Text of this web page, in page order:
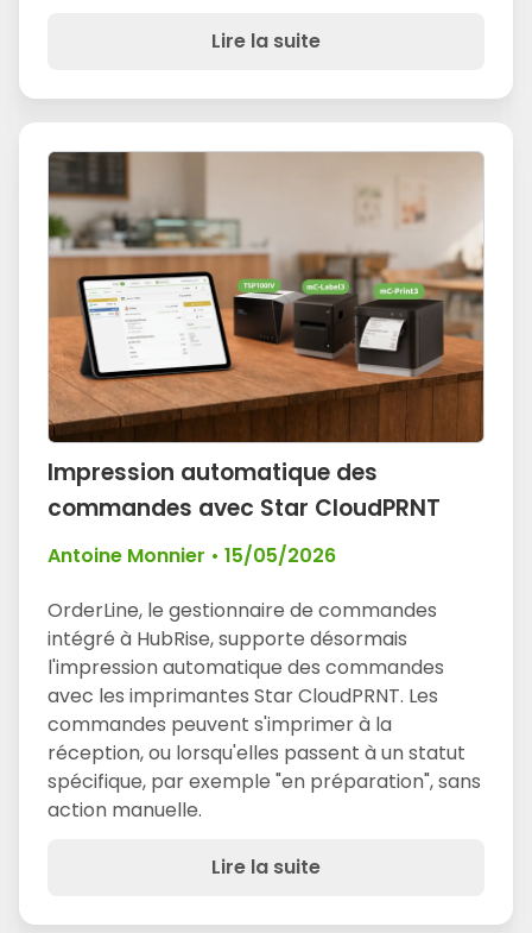
Lire la suite
Impression automatique des
commandes avec Star CloudPRNT
Antoine Monnier • 15/05/2026
OrderLine, le gestionnaire de commandes
intégré à HubRise, supporte désormais
l'impression automatique des commandes
avec les imprimantes Star CloudPRNT. Les
commandes peuvent s'imprimer à la
réception, ou lorsqu'elles passent à un statut
spécifique, par exemple "en préparation", sans
action manuelle.
Lire la suite